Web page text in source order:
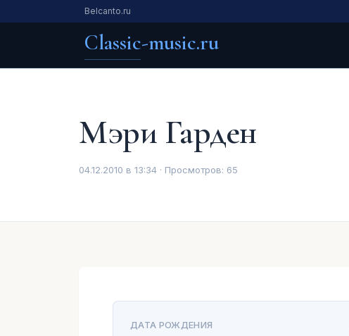
Belcanto.ru
Classic-music.ru
Мэри Гарден
04.12.2010 в 13:34 · Просмотров: 65
ДАТА РОЖДЕНИЯ